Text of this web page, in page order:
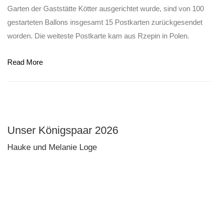
Garten der Gaststätte Kötter ausgerichtet wurde, sind von 100
gestarteten Ballons insgesamt 15 Postkarten zurückgesendet
worden. Die weiteste Postkarte kam aus Rzepin in Polen.
Read More
Unser Königspaar 2026
Hauke und Melanie Loge